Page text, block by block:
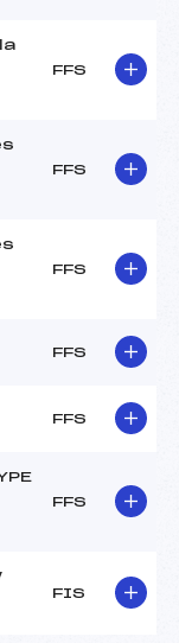
FFS
FFS
FFS
FFS
FFS
FFS
FIS